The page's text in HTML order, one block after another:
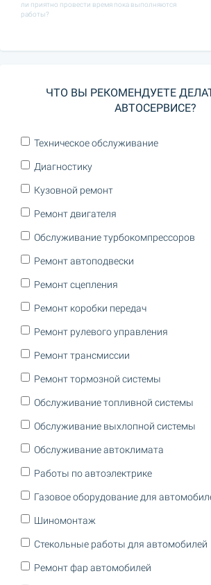
ли приятно провести время пока выполняются
работы?
ЧТО ВЫ РЕКОМЕНДУЕТЕ
АВТОСЕРВИСЕ?
Техническое обслуживание
Диагностику
Кузовной ремонт
Ремонт двигателя
Обслуживание турбокомпрессоров
Ремонт автоподвески
Ремонт сцепления
Ремонт коробки передач
Ремонт рулевого управления
Ремонт трансмиссии
Ремонт тормозной системы
Обслуживание топливной системы
Обслуживание выхлопной системы
Обслуживание автоклимата
Работы по автоэлектрике
Газовое оборудование для
Шиномонтаж
Стекольные работы для автомобилей
Ремонт фар автомобилей